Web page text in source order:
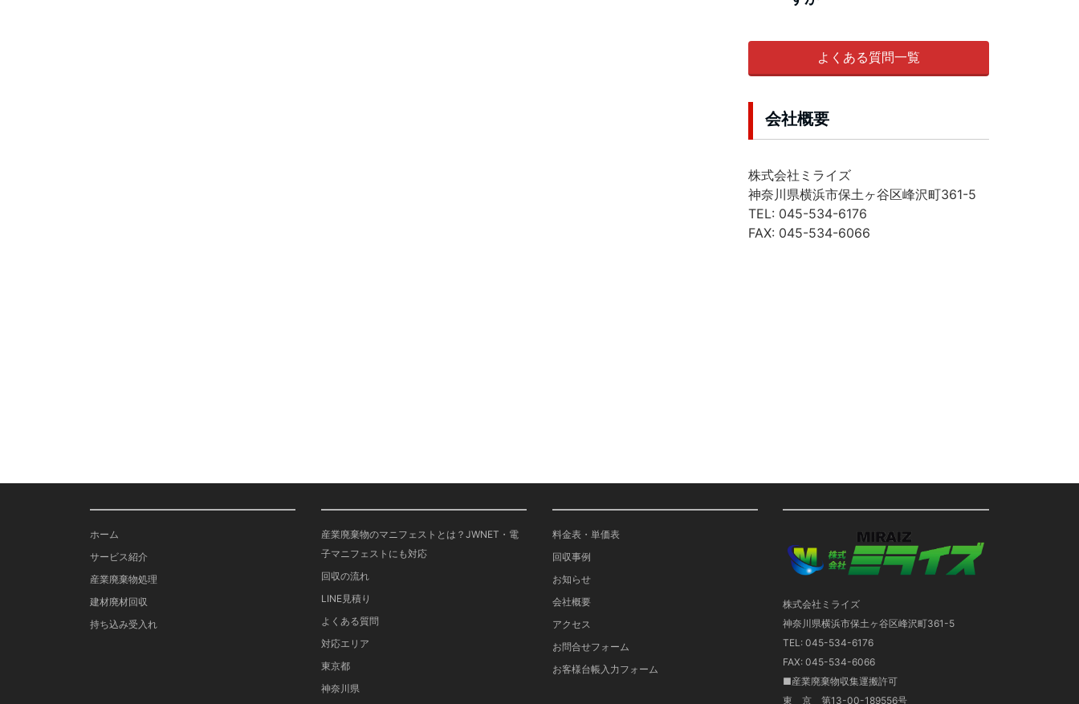
よくある質問一覧
会社概要
株式会社ミライズ
神奈川県横浜市保土ヶ谷区峰沢町361-5
TEL: 045-534-6176
FAX: 045-534-6066
ホーム
サービス紹介
産業廃棄物処理
建材廃材回収
持ち込み受入れ
産業廃棄物のマニフェストとは？JWNET・電
子マニフェストにも対応
回収の流れ
LINE見積り
よくある質問
対応エリア
東京都
神奈川県
料金表・単価表
回収事例
お知らせ
会社概要
アクセス
お問合せフォーム
お客様台帳入力フォーム
株式会社ミライズ
神奈川県横浜市保土ヶ谷区峰沢町361-5
TEL: 045-534-6176
FAX: 045-534-6066
■産業廃棄物収集運搬許可
東 京 第13-00-189556号